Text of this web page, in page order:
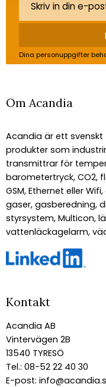
Dina personuppgifter
Om Acandia
Acandia är ett
produkter som
transmittrar för
barometertryck, CO2,
GSM, Ethernet eller
gaser, gasberedning,
styrsystem, Multicon,
vattenläckagelarm,
Kontakt
Acandia AB
Vintervägen 2B
13540 TYRESÖ
Tel.: 08-52 22 40 30
E-post: